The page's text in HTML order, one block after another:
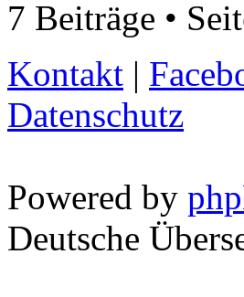
7 Beiträge •
Kontakt |
Datenschutz
Powered by
Deutsche